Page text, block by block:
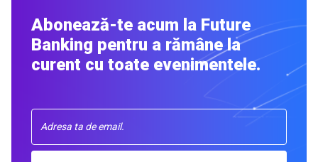
Abonează-te acum la Future
Banking pentru a rămâne la
curent cu toate evenimentele.